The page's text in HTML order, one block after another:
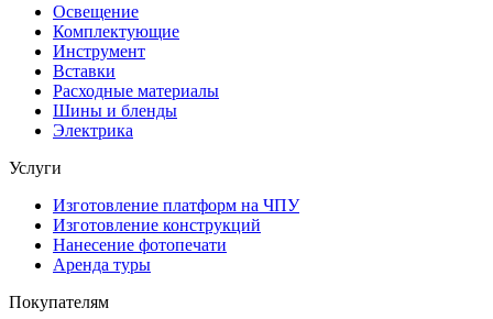
Освещение
Комплектующие
Инструмент
Вставки
Расходные материалы
Шины и бленды
Электрика
Услуги
Изготовление платформ на ЧПУ
Изготовление конструкций
Нанесение фотопечати
Аренда туры
Покупателям